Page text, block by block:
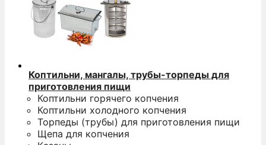
Коптильни, мангалы, трубы-торпеды для
приготовления пищи
Коптильни горячего копчения
Коптильни холодного копчения
Торпеды (трубы) для приготовления пищи
Щепа для копчения